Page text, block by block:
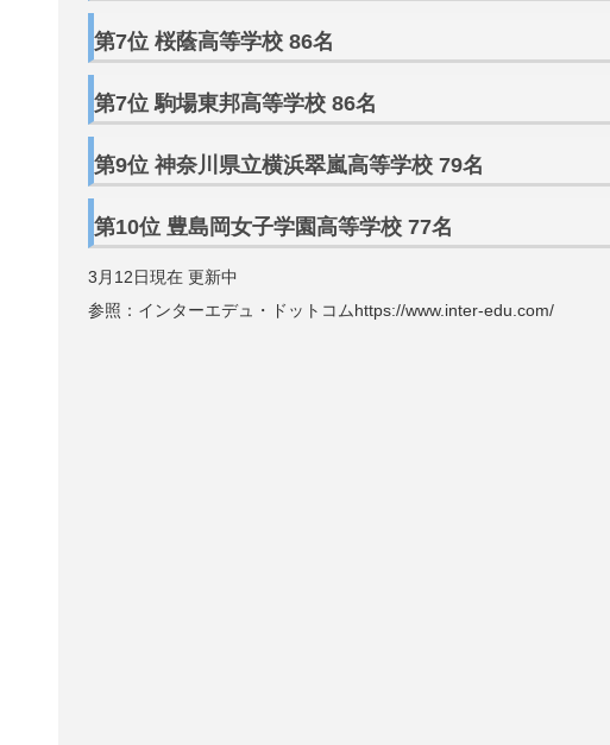
第7位 桜蔭高等学校 86名
第7位 駒場東邦高等学校 86名
第9位 神奈川県立横浜翠嵐高等学校 79名
第10位 豊島岡女子学園高等学校 77名
3月12日現在 更新中
参照：インターエデュ・ドットコムhttps://www.inter-edu.com/